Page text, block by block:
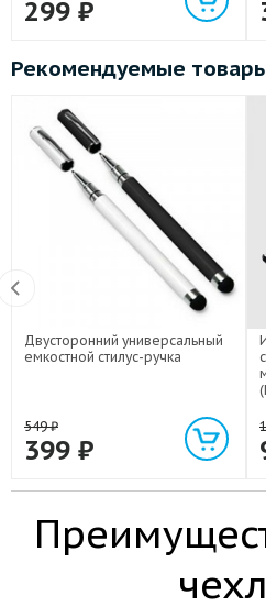
299 ₽
Рекомендуемые
Двусторонний универсальный
емкостной стилус-ручка
549₽
399 ₽